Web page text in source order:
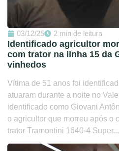
03/12/25 2 min de leitura
Identificado agricultor
com trator na linha 15 da
vinhedos
Vítima de 51 anos foi
atuaram durante a noite no
identificado como Giovani
o agricultor que morreu após o
trator Tramontini 1640-4 Super...